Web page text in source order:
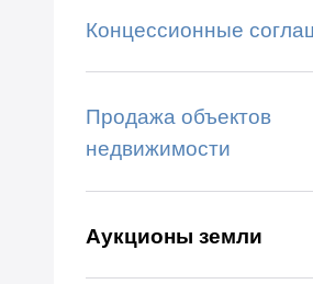
Концессионные
Продажа объектов
недвижимости
Аукционы земли